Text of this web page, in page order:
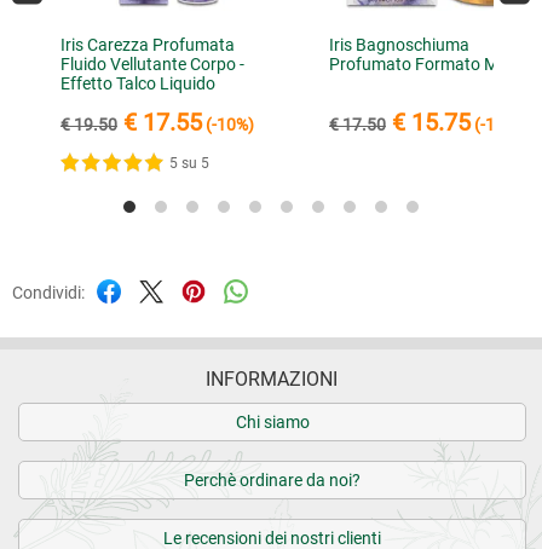
Iris Carezza Profumata
Fluido Vellutante Corpo -
Effetto Talco Liquido
€ 19.50 € 17.55(-10%)
5 su 5
Iris Bagnoschiuma
Profumato Formato Maxi
€ 17.50 € 15.75(-10%)
Condividi:
INFORMAZIONI
Chi siamo
Perchè ordinare da noi?
Le recensioni dei nostri clienti